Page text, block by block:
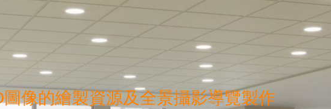
圖像的繪製資源及全景攝影導覽製作